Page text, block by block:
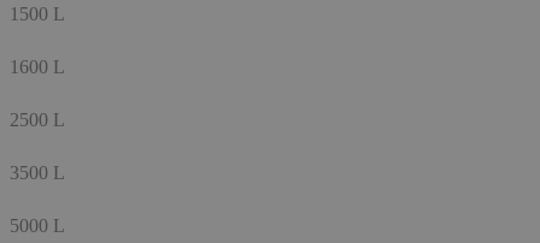
1500 L
1600 L
2500 L
3500 L
5000 L